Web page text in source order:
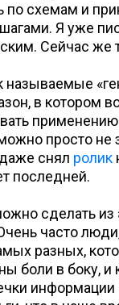
по схемам и
Я уже
Сейчас же
называемые
в котором
просто не
снял ролик
последней.
сделать из
часто
разных,
боли в боку,